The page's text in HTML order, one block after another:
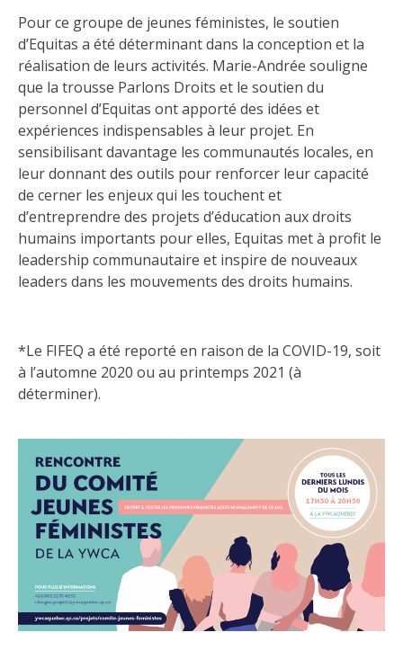
Pour ce groupe de jeunes féministes, le soutien
d’Equitas a été déterminant dans la conception et la
réalisation de leurs activités. Marie-Andrée souligne
que la trousse Parlons Droits et le soutien du
personnel d’Equitas ont apporté des idées et
expériences indispensables à leur projet. En
sensibilisant davantage les communautés locales, en
leur donnant des outils pour renforcer leur capacité
de cerner les enjeux qui les touchent et
d’entreprendre des projets d’éducation aux droits
humains importants pour elles, Equitas met à profit le
leadership communautaire et inspire de nouveaux
leaders dans les mouvements des droits humains.
*Le FIFEQ a été reporté en raison de la COVID-19, soit
à l’automne 2020 ou au printemps 2021 (à
déterminer).